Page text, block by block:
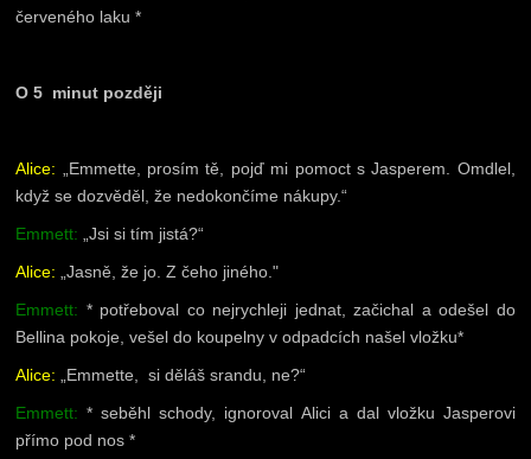
červeného laku *
O 5 minut později
Alice:
„Emmette, prosím tě, pojď mi pomoct s Jasperem. Omdlel,
když se dozvěděl, že nedokončíme nákupy.“
Emmett: „Jsi si tím jistá?“
Alice: „Jasně, že jo. Z čeho jiného."
Emmett: * potřeboval co nejrychleji jednat, začichal a odešel do
Bellina pokoje, vešel do koupelny v odpadcích našel vložku*
Alice:
„Emmette, si děláš srandu, ne?“
Emmett: * seběhl schody, ignoroval Alici a dal vložku Jasperovi
přímo pod nos *